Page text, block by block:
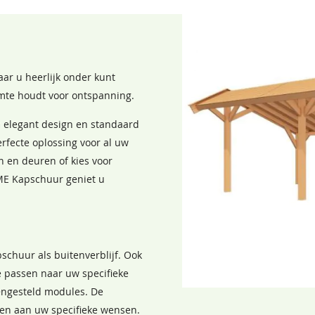
u heerlijk onder kunt
houdt voor ontspanning.
elegant design en standaard
oplossing voor al uw
en deuren of kies voor
Kapschuur geniet u
als buitenverblijf. Ook
naar uw specifieke
modules. De
aan uw specifieke wensen.